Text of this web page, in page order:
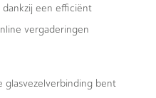
een efficiënt
vergaderingen
glasvezelverbinding bent